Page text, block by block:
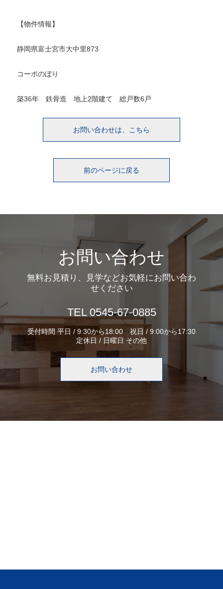
【物件情報】
静岡県富士宮市大中里873
コーポのぼり
築36年 鉄骨造 地上2階建て 総戸数6戸
お問い合わせは、こちら
前のページに戻る
お問い合わせ
無料お見積り、見学などお気軽にお問い合わ
せください
TEL 0545-67-0885
受付時間 平日 / 9:30から18:00 祝日 / 9:00から17:30
定休日 / 日曜日 その他
お問い合わせ